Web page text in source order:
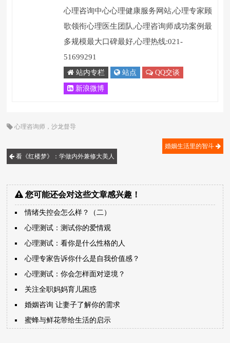
心理咨询中心心理健康服务网站,心理专家顾
歌领衔心理医生团队,心理咨询师成功案例最
多规模最大口碑最好,心理热线:021-
51699291
站内专栏 站点 QQ交谈
新浪微博
心理咨询师 ，沙龙督导
看《红楼梦》：学做内外兼修大美人
婚姻生活里的智斗
您可能还会对这些文章感兴趣！
情绪失控会怎么样？（二）
心理测试：测试你的爱情观
心理测试：看你是什么性格的人
心理专家告诉你什么是自我价值感？
心理测试：你会怎样面对逆境？
关注全职妈妈育儿困惑
婚姻咨询 让妻子了解你的需求
蜜蜂与鲜花带给生活的启示